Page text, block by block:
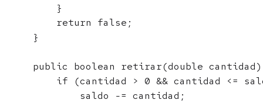
        }
        return false;
    }
public boolean retirar(double
if (cantidad > 0 && cantidad <=
            saldo -= cantidad;